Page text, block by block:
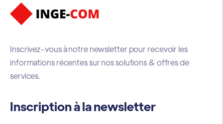
Inscrivez-vous à notre newsletter pour recevoir les
informations récentes sur nos solutions & offres de
services.
Inscription à la newsletter